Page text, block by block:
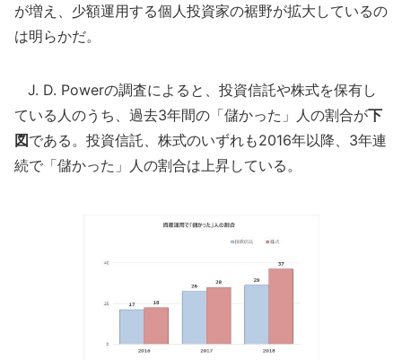
が増え、少額運用する個人投資家の裾野が拡大しているの
は明らかだ。
J. D. Powerの調査によると、投資信託や株式を保有し
ている人のうち、過去3年間の「儲かった」人の割合が下
図である。投資信託、株式のいずれも2016年以降、3年連
続で「儲かった」人の割合は上昇している。